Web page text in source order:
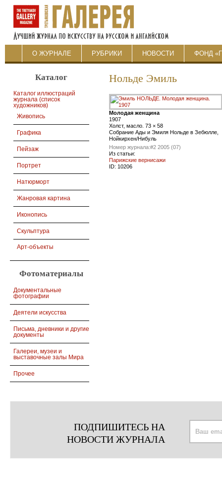
О ЖУРНАЛЕ РУБРИКИ НОВОСТИ ФОНД
Каталог
Каталог иллюстраций
журнала (список
художников)
Живопись
Графика
Пейзаж
Портрет
Натюрморт
Жанровая картина
Иконопись
Скульптура
Арт-объекты
Фотоматериалы
Документальные
фотографии
Деятели искусства
Письма, дневники и другие
документы
Галереи, музеи и
выставочные залы Мира
Прочее
Нольде Эмиль
Молодая женщина
1907
Холст, масло. 73 × 58
Cобрание Ады и Эмиля Нольде в Зебюлле,
Нойкирхен/Нибуль
Номер журнала:#2 2005 (07)
Из статьи:
Парижские вернисажи
ID: 10206
ПОДПИШИТЕСЬ НА
НОВОСТИ ЖУРНАЛА